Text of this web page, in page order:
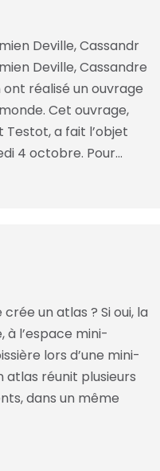
Deville, Cassandr
Deville, Cassandre
réalisé un ouvrage
Cet ouvrage,
a fait l’objet
4 octobre. Pour…
un atlas ? Si oui, la
l’espace mini-
lors d’une mini-
réunit plusieurs
dans un même